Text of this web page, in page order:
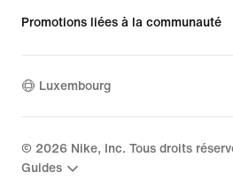
Promotions liées à la communauté
Luxembourg
© 2026 Nike, Inc. Tous droits
Guides